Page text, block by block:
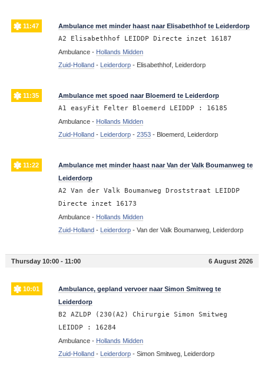
11:47 Ambulance met minder haast naar Elisabethhof te Leiderdorp
A2 Elisabethhof LEIDDP Directe inzet 16187
Ambulance - Hollands Midden
Zuid-Holland- Leiderdorp- Elisabethhof, Leiderdorp
11:35 Ambulance met spoed naar Bloemerd te Leiderdorp
A1 easyFit Felter Bloemerd LEIDDP : 16185
Ambulance - Hollands Midden
Zuid-Holland- Leiderdorp- 2353- Bloemerd, Leiderdorp
11:22
Ambulance met minder haast naar Van der Valk Boumanweg te
Leiderdorp
A2 Van der Valk Boumanweg Droststraat LEIDDP
Directe inzet 16173
Ambulance - Hollands Midden
Zuid-Holland- Leiderdorp- Van der Valk Boumanweg, Leiderdorp
Thursday 10:00 - 11:00 6 August 2026
10:01
Ambulance, gepland vervoer naar Simon Smitweg te
Leiderdorp
B2 AZLDP (230(A2) Chirurgie Simon Smitweg
LEIDDP : 16284
Ambulance - Hollands Midden
Zuid-Holland- Leiderdorp- Simon Smitweg, Leiderdorp